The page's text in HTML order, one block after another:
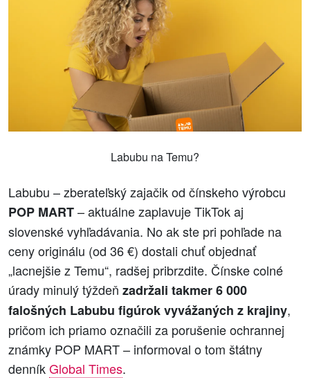
Labubu na Temu?
Labubu – zberateľský zajačik od čínskeho výrobcu
POP MART– aktuálne zaplavuje TikTok aj
slovenské vyhľadávania. No ak ste pri pohľade na
ceny originálu (od 36 €) dostali chuť objednať
„lacnejšie z Temu“, radšej pribrzdite. Čínske colné
úrady minulý týždeň zadržali takmer 6 000
falošných Labubu figúrok vyvážaných z krajiny,
pričom ich priamo označili za porušenie ochrannej
známky POP MART – informoval o tom štátny
denníkGlobal Times.